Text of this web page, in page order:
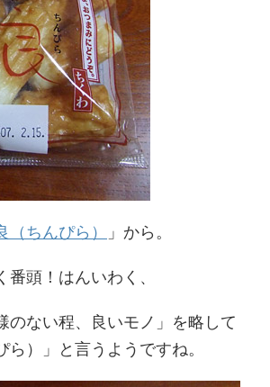
（ちんぴら） 」から。
番頭！はんいわく、
のない程、良いモノ」を略して
ら）」と言うようですね。